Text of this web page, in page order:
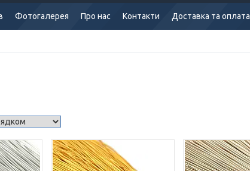
Фотогалерея Про нас Контакти Доставка та оплата